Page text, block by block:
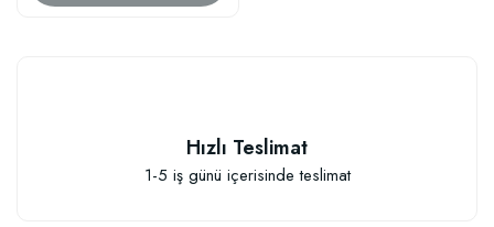
Hızlı Teslimat
1-5 iş günü içerisinde teslimat